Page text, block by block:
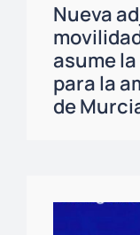
Nueva
asume
para la
de